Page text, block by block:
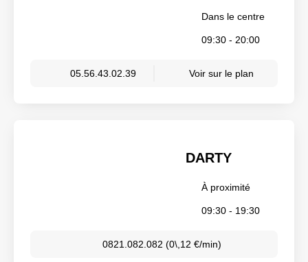
Dans le centre
09:30 - 20:00
05.56.43.02.39 Voir sur le plan
DARTY
À proximité
09:30 - 19:30
0821.082.082 (0\,12 €/min)